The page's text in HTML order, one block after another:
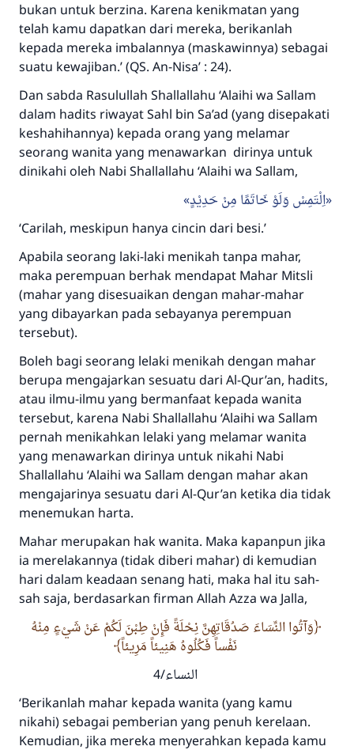
bukan untuk berzina. Karena kenikmatan yang
telah kamu dapatkan dari mereka, berikanlah
kepada mereka imbalannya (maskawinnya) sebagai
suatu kewajiban.’(QS. An-Nisa’ : 24).
Dan sabda Rasulullah Shallallahu ‘Alaihi wa Sallam
dalam hadits riwayat Sahl bin Sa’ad (yang disepakati
keshahihannya) kepada orang yang melamar
seorang wanita yang menawarkan dirinya untuk
dinikahi oleh Nabi Shallallahu ‘Alaihi wa Sallam,
اِلْتَمِسْ وَلَوْ خَاتَمًا مِنْ حَدِيْدٍ
‘Carilah, meskipun hanya cincin dari besi.’
Apabila seorang laki-laki menikah tanpa mahar,
maka perempuan berhak mendapat Mahar Mitsli
(mahar yang disesuaikan dengan mahar-mahar
yang dibayarkan pada sebayanya perempuan
tersebut).
Boleh bagi seorang lelaki menikah dengan mahar
berupa mengajarkan sesuatu dari Al-Qur’an, hadits,
atau ilmu-ilmu yang bermanfaat kepada wanita
tersebut, karena Nabi Shallallahu ‘Alaihi wa Sallam
pernah menikahkan lelaki yang melamar wanita
yang menawarkan dirinya untuk nikahi Nabi
Shallallahu ‘Alaihi wa Sallam dengan mahar akan
mengajarinya sesuatu dari Al-Qur’an ketika dia tidak
menemukan harta.
Mahar merupakan hak wanita. Maka kapanpun jika
ia merelakannya (tidak diberi mahar) di kemudian
hari dalam keadaan senang hati, maka hal itu sah-
sah saja, berdasarkan firman Allah Azza wa Jalla,
وَآتُوا النِّسَاءَ صَدُقَاتِهِنَّ نِحْلَةً فَإِنْ طِبْنَ لَكُمْ عَنْ شَيْءٍ مِنْهُ
نَفْساً فَكُلُوهُ هَنِيئاً مَرِيئاً
النساء/4
‘Berikanlah mahar kepada wanita (yang kamu
nikahi) sebagai pemberian yang penuh kerelaan.
Kemudian, jika mereka menyerahkan kepada kamu
Jawaban no. 110845
menyelamatkan pernikahan.
Bantu kami dalam memberikan jawaban untuk umat
Rasulullah ﷺ bersabda
"Siapa yang menunjukkan suatu kebaikan,
meka dia akan mendapatkan pahala yang
sama dengan orang yang melakukannya"
MUSLIM, 1893
Saham